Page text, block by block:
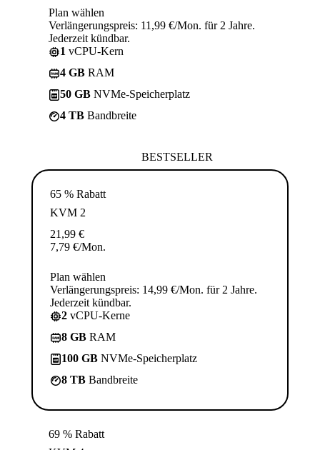
Plan wählen
Verlängerungspreis: 11,99 €/Mon. für 2 Jahre.
Jederzeit kündbar.
1 vCPU-Kern
4 GB RAM
50 GB NVMe-Speicherplatz
4 TB Bandbreite
BESTSELLER
65 % Rabatt
KVM 2
21,99 €
7,79 €/Mon.
Plan wählen
Verlängerungspreis: 14,99 €/Mon. für 2 Jahre.
Jederzeit kündbar.
2 vCPU-Kerne
8 GB RAM
100 GB NVMe-Speicherplatz
8 TB Bandbreite
69 % Rabatt